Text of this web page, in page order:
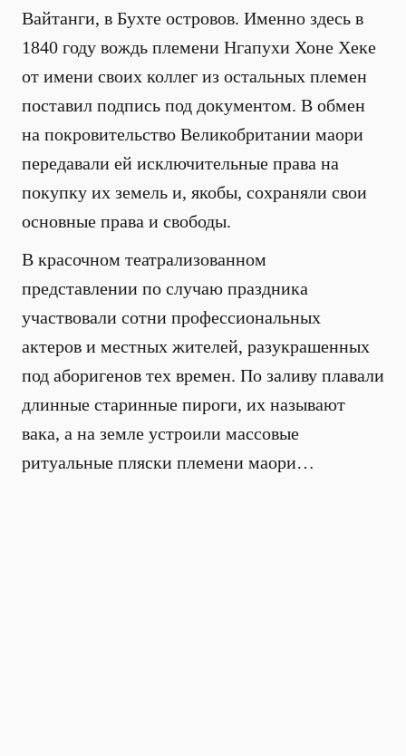
Вайтанги, в Бухте островов. Именно здесь в
1840 году вождь племени Нгапухи Хоне Хеке
от имени своих коллег из остальных племен
поставил подпись под документом. В обмен
на покровительство Великобритании маори
передавали ей исключительные права на
покупку их земель и, якобы, сохраняли свои
основные права и свободы.
В красочном театрализованном
представлении по случаю праздника
участвовали сотни профессиональных
актеров и местных жителей, разукрашенных
под аборигенов тех времен. По заливу плавали
длинные старинные пироги, их называют
вака, а на земле устроили массовые
ритуальные пляски племени маори…